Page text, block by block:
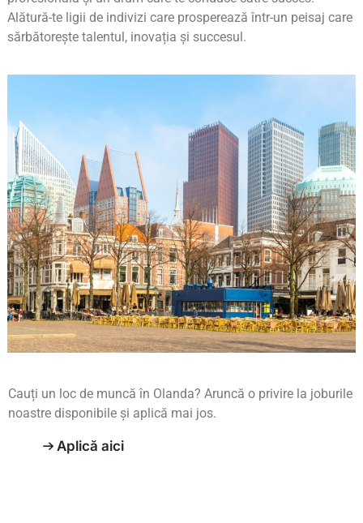
Alătură-te ligii de indivizi care prosperează într-un peisaj care
sărbătorește talentul, inovația și succesul.
Cauți un loc de muncă în Olanda? Aruncă o privire la joburile
noastre disponibile și aplică mai jos.
Aplică aici